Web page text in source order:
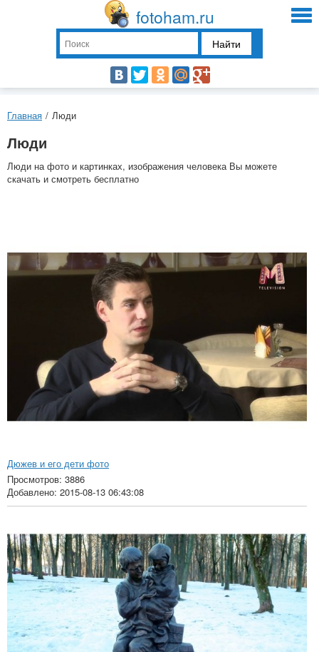
fotoham.ru
Найти
Главная / Люди
Люди
Люди на фото и картинках, изображения человека Вы можете
скачать и смотреть бесплатно
Дюжев и его дети фото
Просмотров: 3886
Добавлено: 2015-08-13 06:43:08